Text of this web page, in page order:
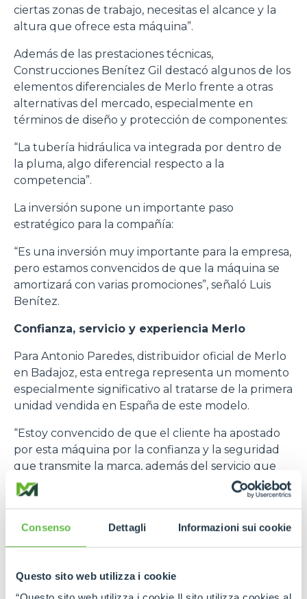
Consenso Dettagli Informazioni sui cookie
Questo sito web utilizza i cookie
ciertas zonas de trabajo, necesitas el alcance y la
altura que ofrece esta máquina”.
Además de las prestaciones técnicas,
Construcciones Benítez Gil destacó algunos de los
elementos diferenciales de Merlo frente a otras
alternativas del mercado, especialmente en
términos de diseño y protección de componentes:
“La tubería hidráulica va integrada por dentro de
la pluma, algo diferencial respecto a la
competencia”.
La inversión supone un importante paso
estratégico para la compañía:
“Es una inversión muy importante para la empresa,
pero estamos convencidos de que la máquina se
amortizará con varias promociones”, señaló Luis
Benítez.
Confianza, servicio y experiencia Merlo
Para Antonio Paredes, distribuidor oficial de Merlo
en Badajoz, esta entrega representa un momento
especialmente significativo al tratarse de la primera
unidad vendida en España de este modelo.
“Estoy convencido de que el cliente ha apostado
por esta máquina por la confianza y la seguridad
que transmite la marca, además del servicio que
ofrecemos como distribuidor”.
Paredes también puso en valor las capacidades
técnicas de la nueva ROTO 50.35 SPLUS-CVT:
carga, así como el pilotaje y la precisión de